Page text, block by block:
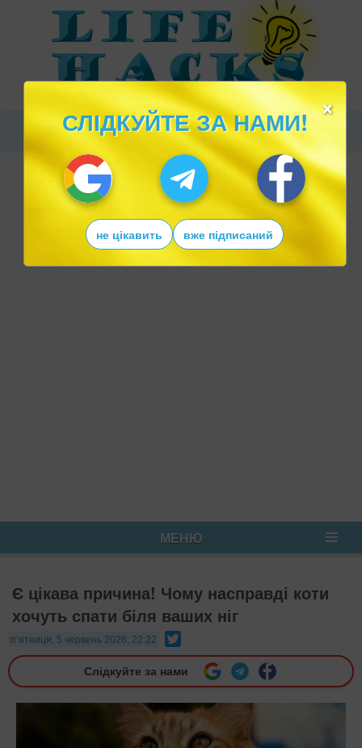
МЕНЮ
Є цікава причина! Чому насправді коти
хочуть спати біля ваших ніг
п’ятниця, 5 червень 2026, 22:22
Слідкуйте за нами
×
СЛІДКУЙТЕ ЗА НАМИ!
не цікавить вже підписаний